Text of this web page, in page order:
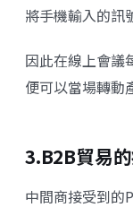
將手機輸入的訊
因此在線上會議
便可以當場轉動
3.B2B貿易
中間商接受到的